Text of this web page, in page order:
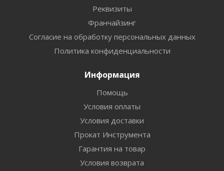
Реквизиты
Франчайзинг
Согласие на обработку персональных данных
Политика конфиденциальности
Информация
Помощь
Условия оплаты
Условия доставки
Прокат Инструмента
Гарантия на товар
Условия возврата